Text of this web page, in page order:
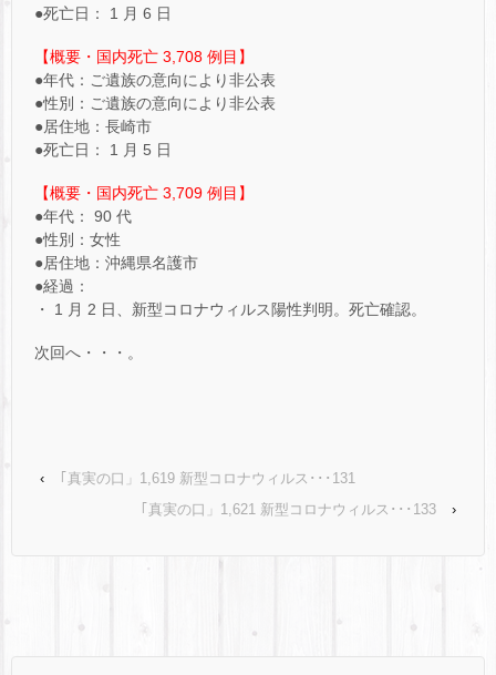
●死亡日： 1 月 6 日
【概要・国内死亡 3,708 例目】
●年代：ご遺族の意向により非公表
●性別：ご遺族の意向により非公表
●居住地：長崎市
●死亡日： 1 月 5 日
【概要・国内死亡 3,709 例目】
●年代： 90 代
●性別：女性
●居住地：沖縄県名護市
●経過：
・ 1 月 2 日、新型コロナウィルス陽性判明。死亡確認。
次回へ・・・。
‹
｢真実の口」1,619 新型コロナウィルス･･･131
｢真実の口」1,621 新型コロナウィルス･･･133
›